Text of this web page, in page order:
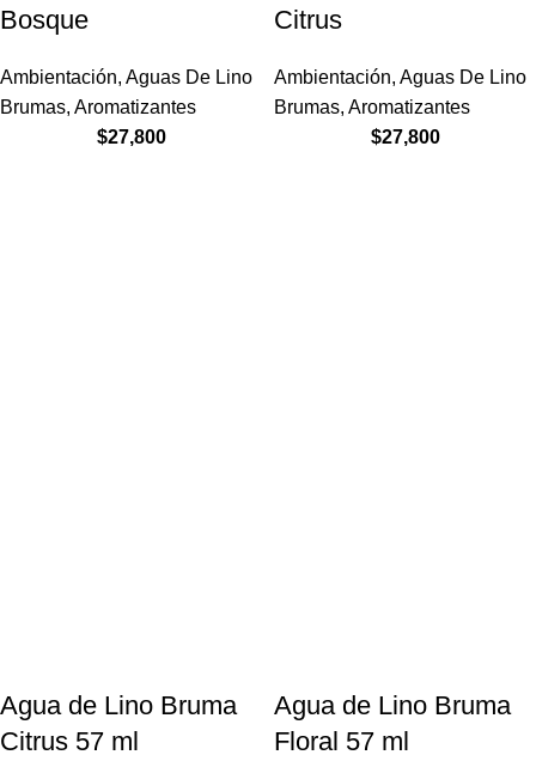
Bosque
Ambientación, Aguas De Lino
Brumas, Aromatizantes
$27,800
Citrus
Ambientación, Aguas De Lino
Brumas, Aromatizantes
$27,800
Agua de Lino Bruma
Citrus 57 ml
Agua de Lino Bruma
Floral 57 ml